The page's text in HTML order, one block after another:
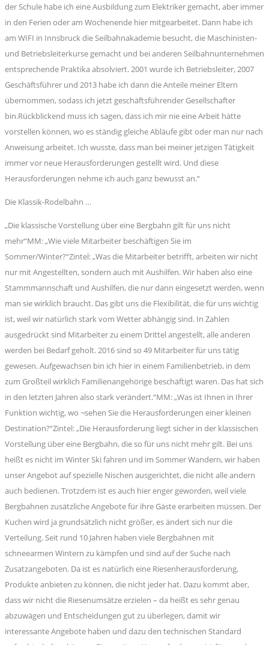
der Schule habe ich eine Ausbildung zum Elektriker gemacht, aber immer
in den Ferien oder am Wochenende hier mitgearbeitet. Dann habe ich
am WIFI in Innsbruck die Seilbahnakademie besucht, die Maschinisten-
und Betriebsleiterkurse gemacht und bei anderen Seilbahnunternehmen
entsprechende Praktika absolviert. 2001 wurde ich Betriebsleiter, 2007
Geschäftsführer und 2013 habe ich dann die Anteile meiner Eltern
übernommen, sodass ich jetzt geschäftsführender Gesellschafter
bin.Rückblickend muss ich sagen, dass ich mir nie eine Arbeit hätte
vorstellen können, wo es ständig gleiche Abläufe gibt oder man nur nach
Anweisung arbeitet. Ich wusste, dass man bei meiner jetzigen Tätigkeit
immer vor neue Herausforderungen gestellt wird. Und diese
Herausforderungen nehme ich auch ganz bewusst an.“
Die Klassik-Rodelbahn …
„Die klassische Vorstellung über eine Bergbahn gilt für uns nicht
mehr“MM: „Wie viele Mitarbeiter beschäftigen Sie im
Sommer/Winter?“Zintel: „Was die Mitarbeiter betrifft, arbeiten wir nicht
nur mit Angestellten, sondern auch mit Aushilfen. Wir haben also eine
Stammmannschaft und Aushilfen, die nur dann eingesetzt werden, wenn
man sie wirklich braucht. Das gibt uns die Flexibilität, die für uns wichtig
ist, weil wir natürlich stark vom Wetter abhängig sind. In Zahlen
ausgedrückt sind Mitarbeiter zu einem Drittel angestellt, alle anderen
werden bei Bedarf geholt. 2016 sind so 49 Mitarbeiter für uns tätig
gewesen. Aufgewachsen bin ich hier in einem Familienbetrieb, in dem
zum Großteil wirklich Familienangehörige beschäftigt waren. Das hat sich
in den letzten Jahren also stark verändert.“MM: „Was ist Ihnen in Ihrer
Funktion wichtig, wo ¬sehen Sie die Herausforderungen einer kleinen
Destination?“Zintel: „Die Herausforderung liegt sicher in der klassischen
Vorstellung über eine Bergbahn, die so für uns nicht mehr gilt. Bei uns
heißt es nicht im Winter Ski fahren und im Sommer Wandern, wir haben
unser Angebot auf spezielle Nischen ausgerichtet, die nicht alle andern
auch bedienen. Trotzdem ist es auch hier enger geworden, weil viele
Bergbahnen zusätzliche Angebote für ihre Gäste erarbeiten müssen. Der
Kuchen wird ja grundsätzlich nicht größer, es ändert sich nur die
Verteilung. Seit rund 10 Jahren haben viele Bergbahnen mit
schneearmen Wintern zu kämpfen und sind auf der Suche nach
Zusatzangeboten. Da ist es natürlich eine Riesenherausforderung,
Produkte anbieten zu können, die nicht jeder hat. Dazu kommt aber,
dass wir nicht die Riesenumsätze erzielen – da heißt es sehr genau
abzuwägen und Entscheidungen gut zu überlegen, damit wir
interessante Angebote haben und dazu den technischen Standard